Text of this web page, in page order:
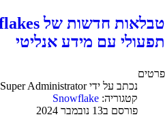
תפעולי עם מידע אנליטי
פרטים
נכתב על ידיSuper Administrator
קטגוריה: Snowflake
פורסם ב13 נובמבר 2024